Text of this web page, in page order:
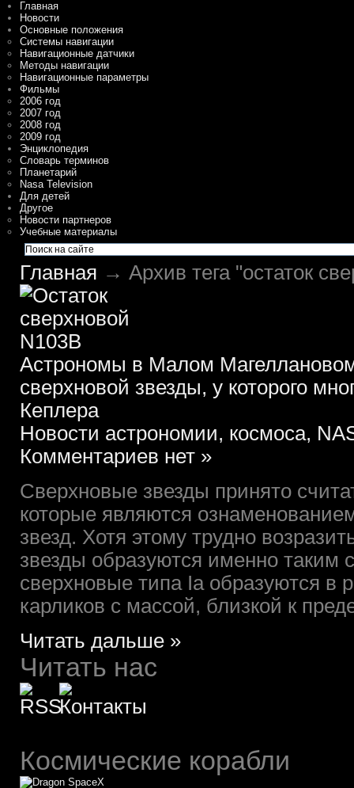
Главная
Новости
Основные положения
Системы навигации
Навигационные датчики
Методы навигации
Навигационные параметры
Фильмы
2006 год
2007 год
2008 год
2009 год
Энциклопедия
Словарь терминов
Планетарий
Nasa Television
Для детей
Другое
Новости партнеров
Учебные материалы
Главная → Архив тега "остаток
Астрономы в Малом
сверхновой звезды, у которого
Кеплера
Новости астрономии, космоса,
Комментариев нет »
Сверхновые звезды принято
которые являются
звезд. Хотя этому трудно
звезды образуются именно таким
сверхновые типа Ia образуются в
карликов с массой, близкой к
Читать дальше »
Читать нас
Космические корабли